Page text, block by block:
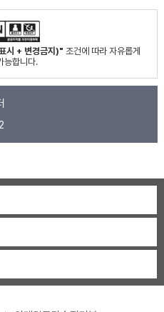
시 + 변경금지)" 조건에 따라 자유롭게
능합니다.